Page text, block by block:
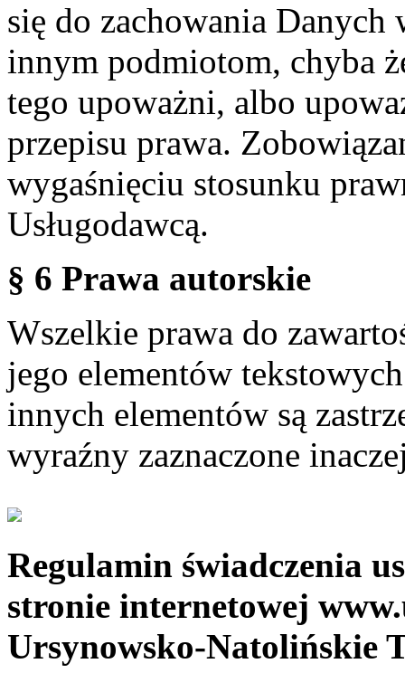
się do zachowania
innym podmiotom, chyba
tego upoważni, albo
przepisu prawa.
wygaśnięciu stosunku
Usługodawcą.
§ 6 Prawa autorskie
Wszelkie prawa do
jego elementów
innych elementów są
wyraźny zaznaczone
Regulamin świadczenia
stronie internetowej
Ursynowsko-Natolińskie